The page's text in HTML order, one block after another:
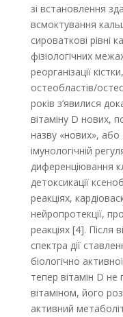
зі встановлення
всмоктування
сироваткові рівні
фізіологічних
реорганізації
остеобластів/
років з’явилися
вітаміну D нових,
назву «нових», або
імунологічній
диференціювання
детоксикації
реакціях,
нейропротекції,
реакціях [4]. Після
спектра дії
біологічно
тепер вітамін D
вітаміном, його
активний